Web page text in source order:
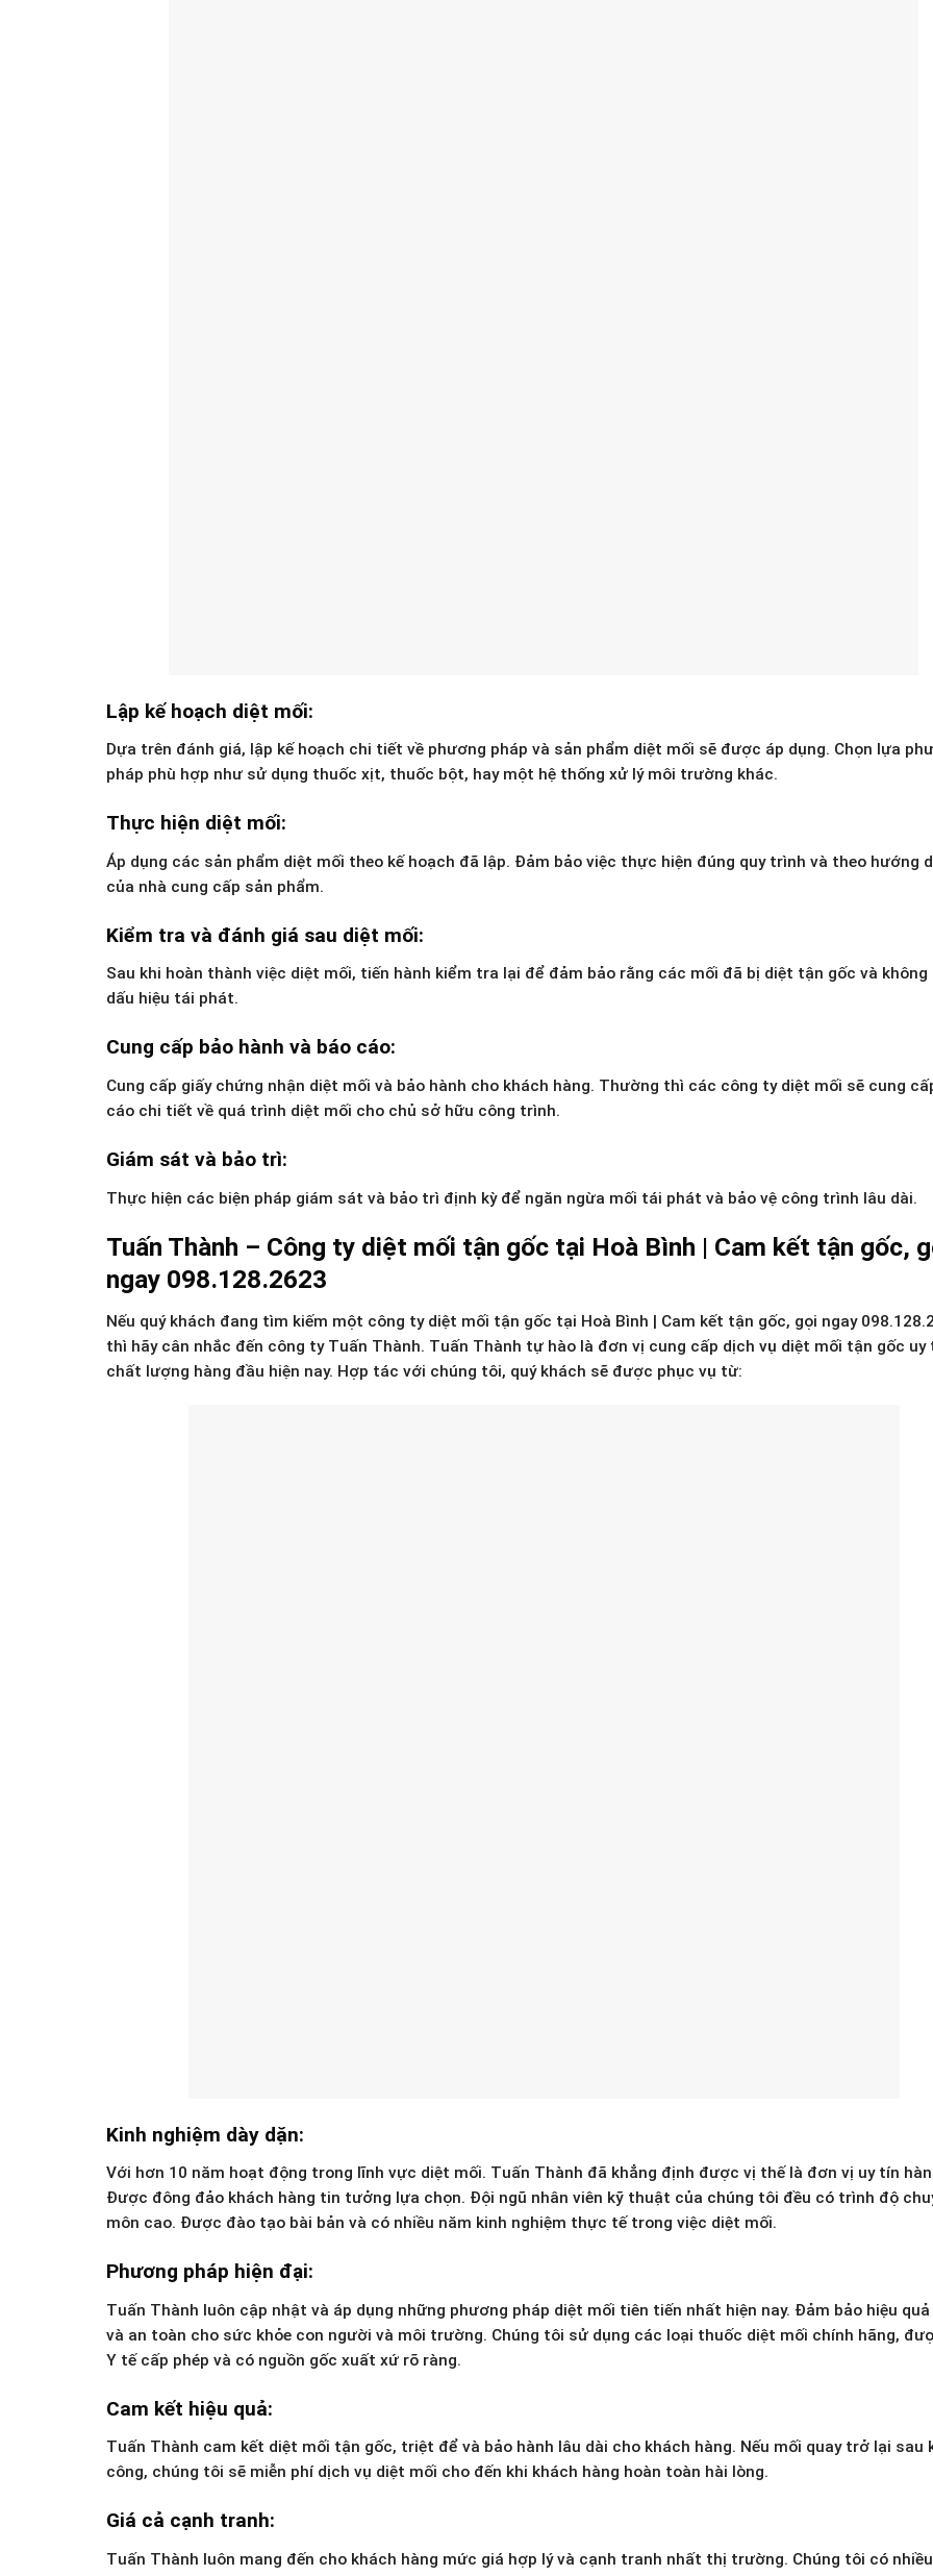
Lập kế hoạch diệt mối:
Dựa trên đánh giá, lập kế hoạch chi tiết về phương pháp và sản phẩm diệt mối sẽ được áp dụng. Chọn lựa
pháp phù hợp như sử dụng thuốc xịt, thuốc bột, hay một hệ thống xử lý môi trường khác.
Thực hiện diệt mối:
Áp dụng các sản phẩm diệt mối theo kế hoạch đã lập. Đảm bảo việc thực hiện đúng quy trình và theo hướng
của nhà cung cấp sản phẩm.
Kiểm tra và đánh giá sau diệt mối:
Sau khi hoàn thành việc diệt mối, tiến hành kiểm tra lại để đảm bảo rằng các mối đã bị diệt tận gốc và không
dấu hiệu tái phát.
Cung cấp bảo hành và báo cáo:
Cung cấp giấy chứng nhận diệt mối và bảo hành cho khách hàng. Thường thì các công ty diệt mối sẽ cung
cáo chi tiết về quá trình diệt mối cho chủ sở hữu công trình.
Giám sát và bảo trì:
Thực hiện các biện pháp giám sát và bảo trì định kỳ để ngăn ngừa mối tái phát và bảo vệ công trình lâu dài.
Tuấn Thành – Công ty diệt mối tận gốc tại Hoà Bình | Cam kết tận gốc,
ngay 098.128.2623
Nếu quý khách đang tìm kiếm một công ty diệt mối tận gốc tại Hoà Bình | Cam kết tận gốc, gọi ngay
thì hãy cân nhắc đến công ty Tuấn Thành. Tuấn Thành tự hào là đơn vị cung cấp dịch vụ diệt mối tận gốc uy
chất lượng hàng đầu hiện nay. Hợp tác với chúng tôi, quý khách sẽ được phục vụ từ:
Kinh nghiệm dày dặn:
Với hơn 10 năm hoạt động trong lĩnh vực diệt mối. Tuấn Thành đã khẳng định được vị thế là đơn vị uy tín
Được đông đảo khách hàng tin tưởng lựa chọn. Đội ngũ nhân viên kỹ thuật của chúng tôi đều có trình độ
môn cao. Được đào tạo bài bản và có nhiều năm kinh nghiệm thực tế trong việc diệt mối.
Phương pháp hiện đại:
Tuấn Thành luôn cập nhật và áp dụng những phương pháp diệt mối tiên tiến nhất hiện nay. Đảm bảo hiệu
và an toàn cho sức khỏe con người và môi trường. Chúng tôi sử dụng các loại thuốc diệt mối chính hãng,
Y tế cấp phép và có nguồn gốc xuất xứ rõ ràng.
Cam kết hiệu quả:
Tuấn Thành cam kết diệt mối tận gốc, triệt để và bảo hành lâu dài cho khách hàng. Nếu mối quay trở lại sau
công, chúng tôi sẽ miễn phí dịch vụ diệt mối cho đến khi khách hàng hoàn toàn hài lòng.
Giá cả cạnh tranh:
Tuấn Thành luôn mang đến cho khách hàng mức giá hợp lý và cạnh tranh nhất thị trường. Chúng tôi có nhiều